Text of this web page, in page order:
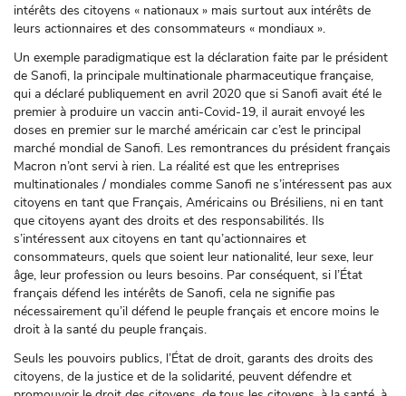
intérêts des citoyens « nationaux » mais surtout aux intérêts de
leurs actionnaires et des consommateurs « mondiaux ».
Un exemple paradigmatique est la déclaration faite par le président
de Sanofi, la principale multinationale pharmaceutique française,
qui a déclaré publiquement en avril 2020 que si Sanofi avait été le
premier à produire un vaccin anti-Covid-19, il aurait envoyé les
doses en premier sur le marché américain car c’est le principal
marché mondial de Sanofi. Les remontrances du président français
Macron n’ont servi à rien. La réalité est que les entreprises
multinationales / mondiales comme Sanofi ne s’intéressent pas aux
citoyens en tant que Français, Américains ou Brésiliens, ni en tant
que citoyens ayant des droits et des responsabilités. Ils
s’intéressent aux citoyens en tant qu’actionnaires et
consommateurs, quels que soient leur nationalité, leur sexe, leur
âge, leur profession ou leurs besoins. Par conséquent, si l’État
français défend les intérêts de Sanofi, cela ne signifie pas
nécessairement qu’il défend le peuple français et encore moins le
droit à la santé du peuple français.
Seuls les pouvoirs publics, l’État de droit, garants des droits des
citoyens, de la justice et de la solidarité, peuvent défendre et